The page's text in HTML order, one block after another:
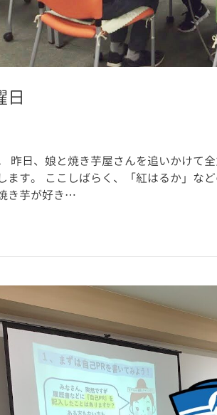
日
昨日、娘と焼き芋屋さんを追いかけて
ます。 ここしばらく、「紅はるか」な
き芋が好き…